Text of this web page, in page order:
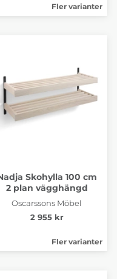
Fler varianter
Skohylla 100 cm
2 plan vägghängd
Oscarssons Möbel
2 955 kr
Fler varianter